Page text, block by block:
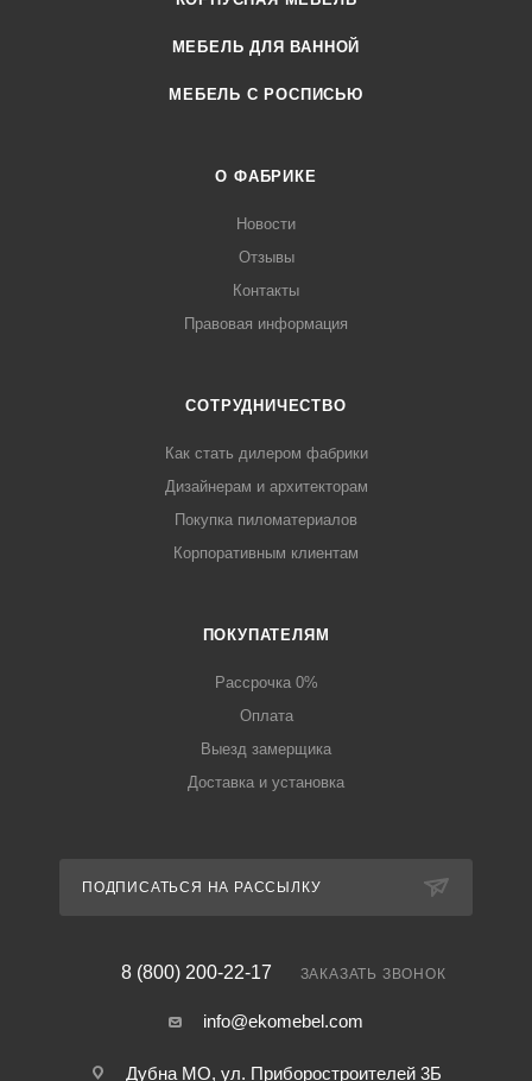
МЕБЕЛЬ ДЛЯ ВАННОЙ
МЕБЕЛЬ С РОСПИСЬЮ
О ФАБРИКЕ
Новости
Отзывы
Контакты
Правовая информация
СОТРУДНИЧЕСТВО
Как стать дилером фабрики
Дизайнерам и архитекторам
Покупка пиломатериалов
Корпоративным клиентам
ПОКУПАТЕЛЯМ
Рассрочка 0%
Оплата
Выезд замерщика
Доставка и установка
ПОДПИСАТЬСЯ НА РАССЫЛКУ
8 (800) 200-22-17 ЗАКАЗАТЬ ЗВОНОК
info@ekomebel.com
Дубна МО, ул. Приборостроителей 3Б